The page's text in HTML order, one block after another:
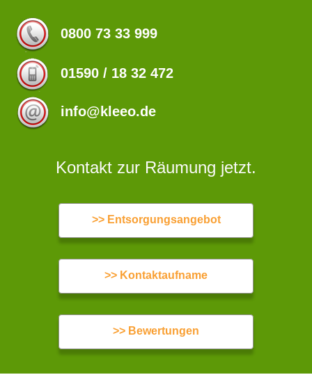
0800 73 33 999
01590 / 18 32 472
info@kleeo.de
Kontakt zur Räumung jetzt.
>> Entsorgungsangebot
>> Kontaktaufname
>> Bewertungen